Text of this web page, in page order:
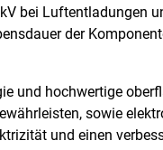
bei Luftentladungen
der
und hochwertige
sowie
und einen